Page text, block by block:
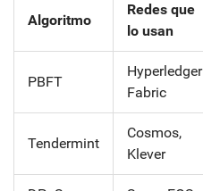
Algoritmo
Redes que
lo usan
PBFT
Hyperledger
Fabric
Tendermint
Cosmos,
Klever